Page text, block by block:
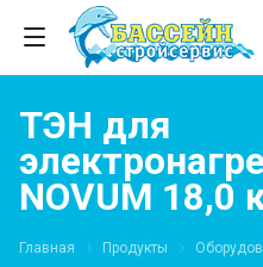
ТЭН для
NOVUM 18,0
Главная Продукты